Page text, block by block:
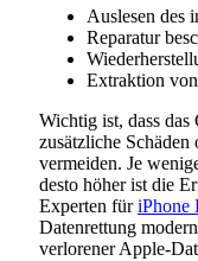
Auslesen des
Reparatur
Extraktion
Wichtig ist, dass
zusätzliche
vermeiden. Je
desto höher ist die
Experten füriPhone
Datenrettung
verlorener Apple-